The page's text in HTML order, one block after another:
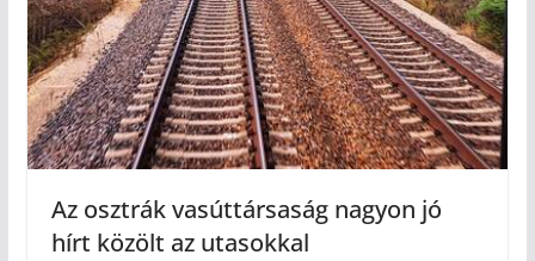
Az osztrák vasúttársaság nagyon jó
hírt közölt az utasokkal